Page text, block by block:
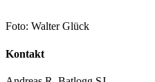
Foto: Walter Glück
Kontakt